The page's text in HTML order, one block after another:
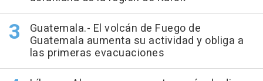
Guatemala.- El volcán de Fuego de
Guatemala aumenta su actividad y obliga a
las primeras evacuaciones